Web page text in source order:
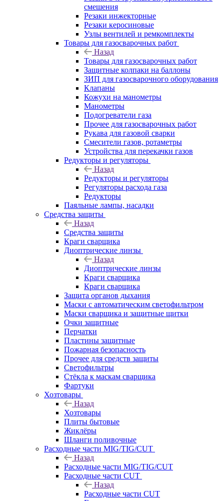
смешения
Резаки инжекторные
Резаки керосиновые
Узлы вентилей и ремкомплекты
Товары для газосварочных работ
Назад
Товары для газосварочных работ
Защитные колпаки на баллоны
ЗИП для газосварочного оборудования
Клапаны
Кожухи на манометры
Манометры
Подогреватели газа
Прочее для газосварочных работ
Рукава для газовой сварки
Смесители газов, ротаметры
Устройства для перекачки газов
Редукторы и регуляторы
Назад
Редукторы и регуляторы
Регуляторы расхода газа
Редукторы
Паяльные лампы, насадки
Средства защиты
Назад
Средства защиты
Краги сварщика
Диоптрические линзы
Назад
Диоптрические линзы
Краги сварщика
Краги сварщика
Защита органов дыхания
Маски с автоматическим светофильтром
Маски сварщика и защитные щитки
Очки защитные
Перчатки
Пластины защитные
Пожарная безопасность
Прочее для средств защиты
Светофильтры
Стёкла к маскам сварщика
Фартуки
Хозтовары
Назад
Хозтовары
Плиты бытовые
Жиклёры
Шланги поливочные
Расходные части MIG/TIG/CUT
Назад
Расходные части MIG/TIG/CUT
Расходные части CUT
Назад
Расходные части CUT